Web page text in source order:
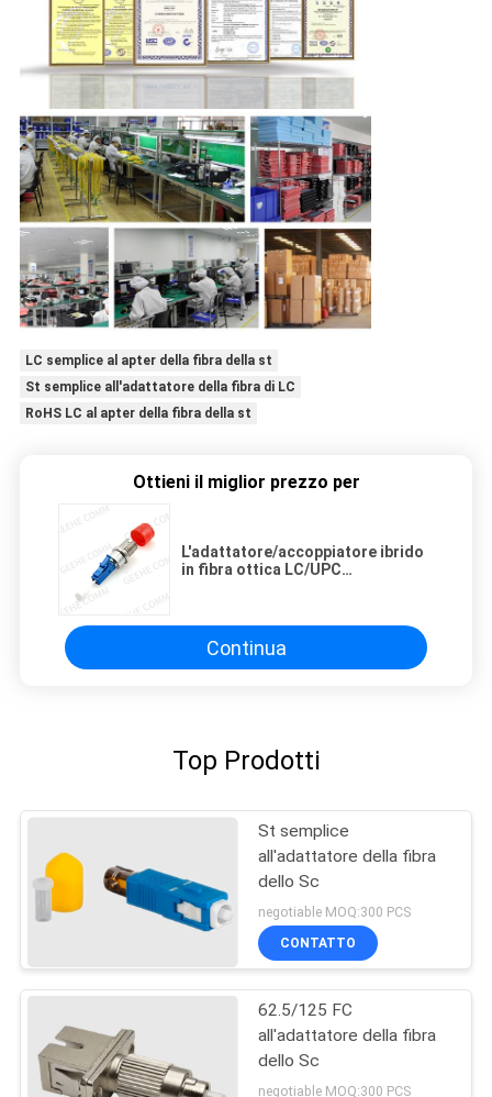
LC semplice al apter della fibra della st
St semplice all'adattatore della fibra di LC
RoHS LC al apter della fibra della st
Ottieni il miglior prezzo per
L'adattatore/accoppiatore ibrido
in fibra ottica LC/UPC
Continua
Top Prodotti
St semplice
all'adattatore della fibra
dello Sc
negotiable MOQ:300 PCS
CONTATTO
62.5/125 FC
all'adattatore della fibra
dello Sc
negotiable MOQ:300 PCS